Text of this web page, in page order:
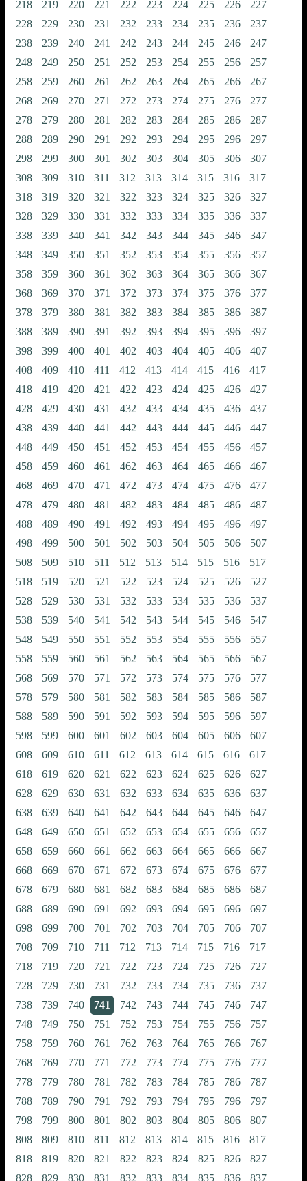
218
219 220 221 222 223 224 225 226
227
228
229 230 231 232 233 234 235 236
237
238
239 240 241 242 243 244 245 246
247
248
249 250 251 252 253 254 255 256
257
258
259 260 261 262 263 264 265 266
267
268
269 270 271 272 273 274 275 276
277
278
279 280 281 282 283 284 285 286
287
288
289 290 291 292 293 294 295 296
297
298
299 300 301 302 303 304 305 306
307
308
309 310 311 312 313 314 315 316
317
318
319 320 321 322 323 324 325 326
327
328
329 330 331 332 333 334 335 336
337
338
339 340 341 342 343 344 345 346
347
348
349 350 351 352 353 354 355 356
357
358
359 360 361 362 363 364 365 366
367
368
369 370 371 372 373 374 375 376
377
378
379 380 381 382 383 384 385 386
387
388
389 390 391 392 393 394 395 396
397
398
399 400 401 402 403 404 405 406
407
408
409 410 411 412 413 414 415 416
417
418
419 420 421 422 423 424 425 426
427
428
429 430 431 432 433 434 435 436
437
438
439 440 441 442 443 444 445 446
447
448
449 450 451 452 453 454 455 456
457
458
459 460 461 462 463 464 465 466
467
468
469 470 471 472 473 474 475 476
477
478
479 480 481 482 483 484 485 486
487
488
489 490 491 492 493 494 495 496
497
498
499 500 501 502 503 504 505 506
507
508
509 510 511 512 513 514 515 516
517
518
519 520 521 522 523 524 525 526
527
528
529 530 531 532 533 534 535 536
537
538
539 540 541 542 543 544 545 546
547
548
549 550 551 552 553 554 555 556
557
558
559 560 561 562 563 564 565 566
567
568
569 570 571 572 573 574 575 576
577
578
579 580 581 582 583 584 585 586
587
588
589 590 591 592 593 594 595 596
597
598
599 600 601 602 603 604 605 606
607
608
609 610 611 612 613 614 615 616
617
618
619 620 621 622 623 624 625 626
627
628
629 630 631 632 633 634 635 636
637
638
639 640 641 642 643 644 645 646
647
648
649 650 651 652 653 654 655 656
657
658
659 660 661 662 663 664 665 666
667
668
669 670 671 672 673 674 675 676
677
678
679 680 681 682 683 684 685 686
687
688
689 690 691 692 693 694 695 696
697
698
699 700 701 702 703 704 705 706
707
708
709 710 711 712 713 714 715 716
717
718
719 720 721 722 723 724 725 726
727
728
729 730 731 732 733 734 735 736
737
738
739 740 741 742 743 744 745 746
747
748
749 750 751 752 753 754 755 756
757
758
759 760 761 762 763 764 765 766
767
768
769 770 771 772 773 774 775 776
777
778
779 780 781 782 783 784 785 786
787
788
789 790 791 792 793 794 795 796
797
798
799 800 801 802 803 804 805 806
807
808
809 810 811 812 813 814 815 816
817
818
819 820 821 822 823 824 825 826
827
828
829 830 831 832 833 834 835 836 837